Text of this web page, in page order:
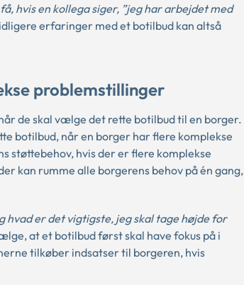
hvis en kollega siger, ”jeg har arbejdet med
erfaringer med et botilbud kan altså
problemstillinger
de skal vælge det rette botilbud til en borger.
botilbud, når en borger har flere komplekse
hvis der er flere komplekse
kan rumme alle borgerens behov på én gang,
hvad er det vigtigste, jeg skal tage højde for
at et botilbud først skal have fokus på i
tilkøber indsatser til borgeren, hvis